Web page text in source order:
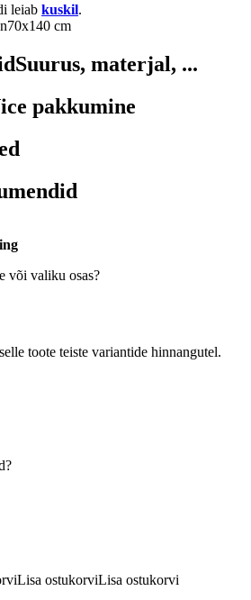
leiab kuskil.
70x140 cm
Suurus, materjal, ...
pakkumine
või valiku osas?
toote teiste variantide hinnangutel.
Lisa ostukorviLisa ostukorvi